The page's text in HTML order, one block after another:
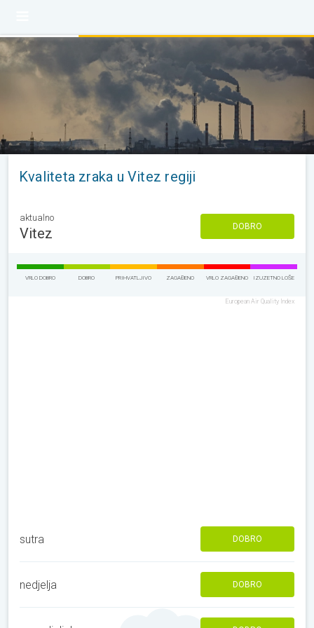
Kvaliteta zraka u Vitez regiji
aktualno
Vitez DOBRO
VRLO DOBRO DOBRO PRIHVATLJIVO ZAGAĐENO VRLO ZAGAĐENO IZUZETNO LOŠE
European Air Quality Index
sutra DOBRO
nedjelja DOBRO